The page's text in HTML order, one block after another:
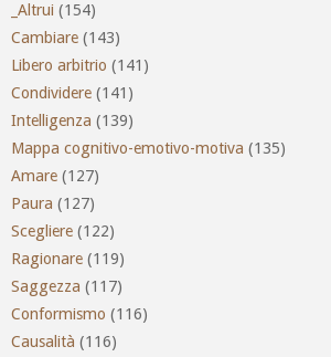
_Altrui (154)
Cambiare (143)
Libero arbitrio (141)
Condividere (141)
Intelligenza (139)
Mappa cognitivo-emotivo-motiva (135)
Amare (127)
Paura (127)
Scegliere (122)
Ragionare (119)
Saggezza (117)
Conformismo (116)
Causalità (116)